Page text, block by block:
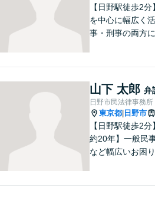
【日野駅徒歩2
を中心に幅広く
事・刑事の両方に
です。まずはお
ください。【子
山下 太郎 弁
日野市民法律事務所
東京都 日野市
【日野駅徒歩2
約20年】一般民
など幅広いお困